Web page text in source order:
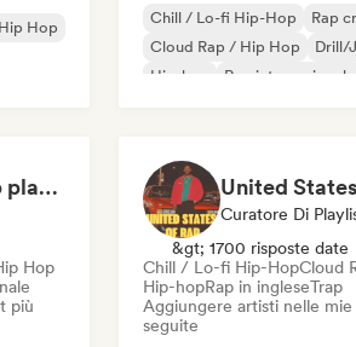
Hop
Chill / Lo-fi Hip-Hop
Rap
Cloud Rap / Hip Hop
Drill/
Hip-hop
Rap internazionale
Who's on aux? rap playlist
Hop
più
United
Curatore Di
&gt; 1700 risposte date
Chill / Lo-fi Hip-HopCloud
Hip-hopRap in ingleseTrap
Aggiungere artisti nelle mie
seguite